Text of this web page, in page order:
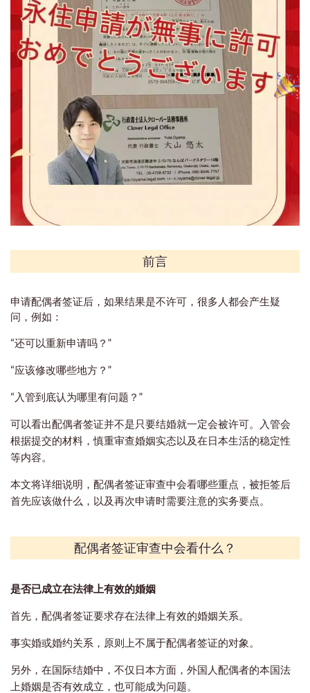
前言
申请配偶者签证后，如果结果是不许可，很多人都会产生疑
问，例如：
“还可以重新申请吗？”
“应该修改哪些地方？”
“入管到底认为哪里有问题？”
可以看出配偶者签证并不是只要结婚就一定会被许可。入管会
根据提交的材料，慎重审查婚姻实态以及在日本生活的稳定性
等内容。
本文将详细说明，配偶者签证审查中会看哪些重点，被拒签后
首先应该做什么，以及再次申请时需要注意的实务要点。
配偶者签证审查中会看什么？
是否已成立在法律上有效的婚姻
首先，配偶者签证要求存在法律上有效的婚姻关系。
事实婚或婚约关系，原则上不属于配偶者签证的对象。
另外，在国际结婚中，不仅日本方面，外国人配偶者的本国法
上婚姻是否有效成立，也可能成为问题。